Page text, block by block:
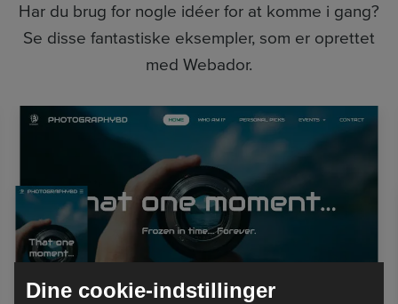
Har du brug for nogle idéer for at komme i gang?
Se disse fantastiske eksempler, som er oprettet
med Webador.
Dine cookie-indstillinger